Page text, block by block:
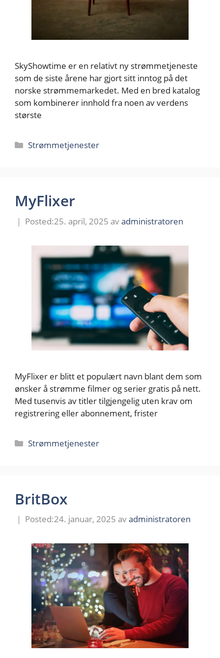
SkyShowtime er en relativt ny strømmetjeneste
som de siste årene har gjort sitt inntog på det
norske strømmemarkedet. Med en bred katalog
som kombinerer innhold fra noen av verdens
største
Kategorier
Strømmetjenester
MyFlixer
25. april, 2025 avadministratoren
MyFlixer er blitt et populært navn blant dem som
ønsker å strømme filmer og serier gratis på nett.
Med tusenvis av titler tilgjengelig uten krav om
registrering eller abonnement, frister
Kategorier
Strømmetjenester
BritBox
24. januar, 2025 avadministratoren